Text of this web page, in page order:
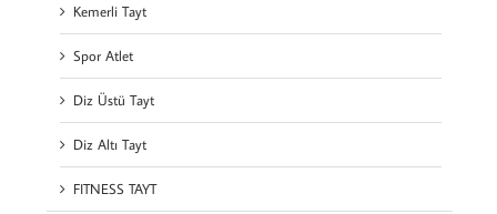
Kemerli Tayt
Spor Atlet
Diz Üstü Tayt
Diz Altı Tayt
FITNESS TAYT